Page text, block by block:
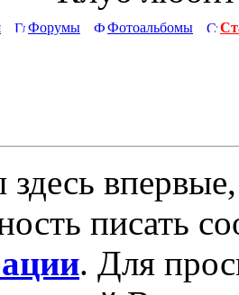
Форумы Фотоальбомы
писать
. Для